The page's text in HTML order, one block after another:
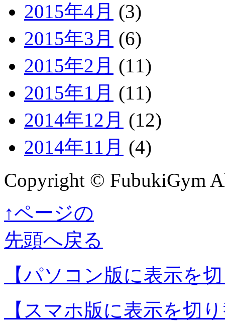
2015年4月 (3)
2015年3月 (6)
2015年2月 (11)
2015年1月 (11)
2014年12月 (12)
2014年11月 (4)
Copyright © FubukiGym
↑ページの
先頭へ戻る
【パソコン版に表示を
【スマホ版に表示を切